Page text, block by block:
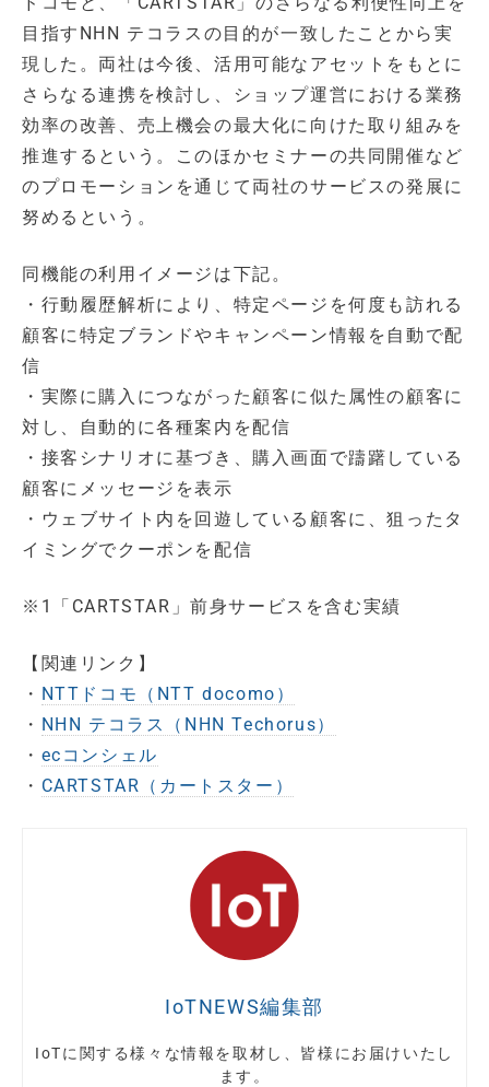
目指すNHN テコラスの目的が一致したことから実
現した。両社は今後、活用可能なアセットをもとに
さらなる連携を検討し、ショップ運営における業務
効率の改善、売上機会の最大化に向けた取り組みを
推進するという。このほかセミナーの共同開催など
のプロモーションを通じて両社のサービスの発展に
努めるという。
同機能の利用イメージは下記。
・行動履歴解析により、特定ページを何度も訪れる
顧客に特定ブランドやキャンペーン情報を自動で配
信
・実際に購入につながった顧客に似た属性の顧客に
対し、自動的に各種案内を配信
・接客シナリオに基づき、購入画面で躊躇している
顧客にメッセージを表示
・ウェブサイト内を回遊している顧客に、狙ったタ
イミングでクーポンを配信
※1「CARTSTAR」前身サービスを含む実績
【関連リンク】
・ NTTドコモ（NTT docomo）
・ NHN テコラス（NHN Techorus）
・ ecコンシェル
・ CARTSTAR（カートスター）
IoTNEWS編集部
IoTに関する様々な情報を取材し、皆様にお届けいたし
ます。